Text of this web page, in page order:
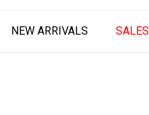
NEW ARRIVALS SALES